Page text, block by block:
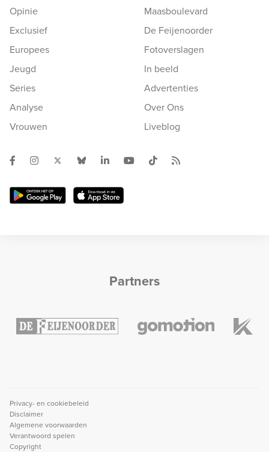
Opinie
Exclusief
Europees
Jeugd
Series
Analyse
Vrouwen
Maasboulevard
De Feijenoorder
Fotoverslagen
In beeld
Advertenties
Over Ons
Liveblog
Partners
Privacy- en cookiebeleid
Disclaimer
Algemene voorwaarden
Verantwoord spelen
Copyright